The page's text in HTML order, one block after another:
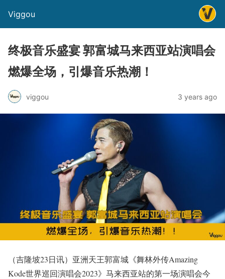
Viggou
终极音乐盛宴 郭富城马来西亚站演唱会
燃爆全场，引爆音乐热潮！
viggou 3 years ago
（吉隆坡23日讯）亚洲天王郭富城《舞林外传Amazing
Kode世界巡回演唱会2023》马来西亚站的第一场演唱会今